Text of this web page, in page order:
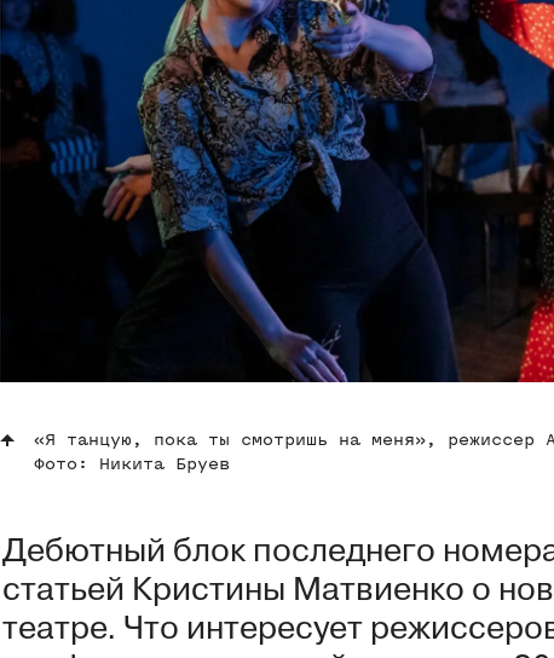
«Я танцую, пока ты смотришь на меня», режиссер
Фото: Никита Бруев
Дебютный блок последнего
статьей Кристины Матвиенко о
театре. Что интересует